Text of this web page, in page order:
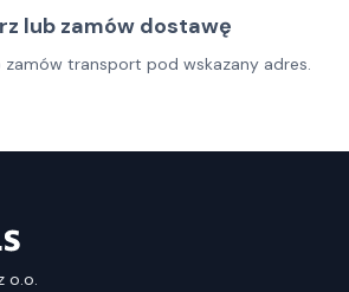
lub zamów dostawę
zamów transport pod wskazany adres.
o.o.